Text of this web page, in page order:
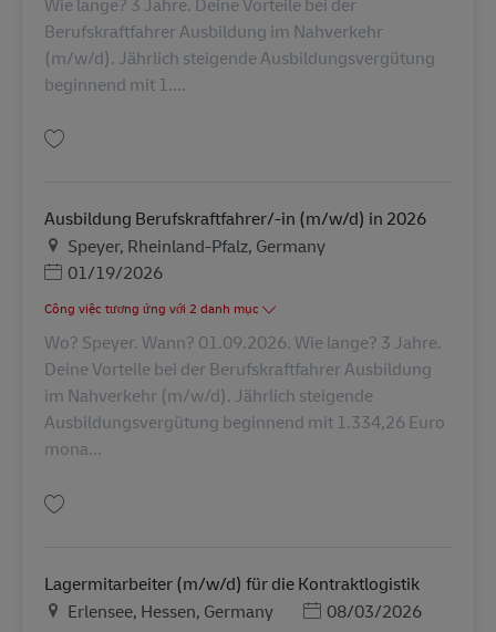
Berufskraftfahrer Ausbildung im Nahverkehr
(m/w/d). Jährlich steigende Ausbildungsvergütung
beginnend mit 1....
Ausbildung Berufskraftfahrer/-in (m/w/d) in 2026
Địa điểm
Speyer, Rheinland-Pfalz, Germany
Posted Date
01/19/2026
Công việc tương ứng với 2 danh mục
Wo? Speyer. Wann? 01.09.2026. Wie lange? 3 Jahre.
Deine Vorteile bei der Berufskraftfahrer Ausbildung
im Nahverkehr (m/w/d). Jährlich steigende
Ausbildungsvergütung beginnend mit 1.334,26 Euro
mona...
Lagermitarbeiter (m/w/d) für die Kontraktlogistik
Địa điểm
Erlensee, Hessen, Germany Posted Date
08/03/2026